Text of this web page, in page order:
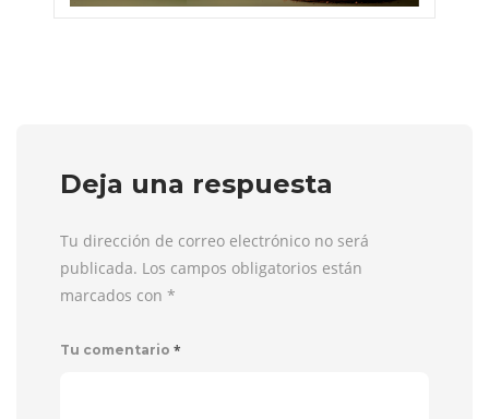
Deja una respuesta
Tu dirección de correo electrónico no será
publicada. Los campos obligatorios están
marcados con *
Tu comentario *